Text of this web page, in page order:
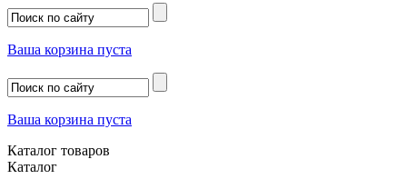
Ваша корзина пуста
Ваша корзина пуста
Каталог товаров
Каталог